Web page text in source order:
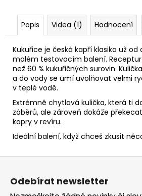
Popis Videa (1) Hodnocení
Kukuřice je česká kapří klasika už
malém testovacím balení.
než 60 % kukuřičných surovin.
a do vody se umí uvolňovat velmi
v teplé vodě.
Extrémně chytlavá kulička, která ti
záběrů, ale zároveň dokáže
kapry v revíru.
Ideální balení, když chceš zkusit
Z
Odebírat newsletter